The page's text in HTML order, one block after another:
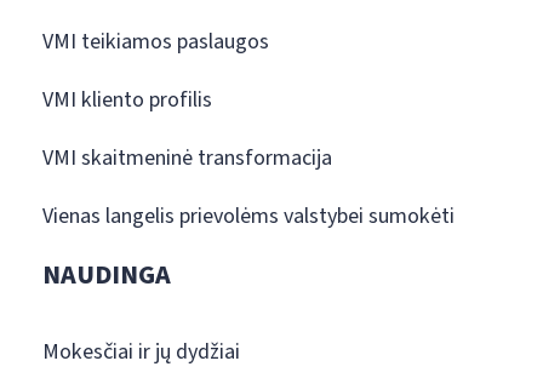
VMI teikiamos paslaugos
VMI kliento profilis
VMI skaitmeninė transformacija
Vienas langelis prievolėms valstybei sumokėti
NAUDINGA
Mokesčiai ir jų dydžiai